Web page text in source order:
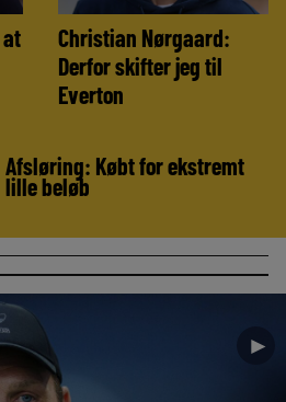
at
Christian Nørgaard:
Derfor skifter jeg til
Everton
Afsløring: Købt for ekstremt
lille beløb
►